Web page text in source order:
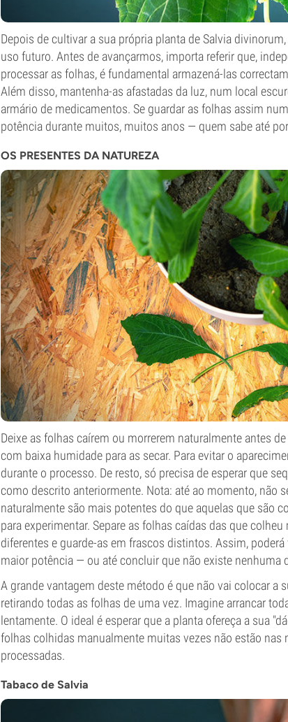
Depois de cultivar a sua própria planta de Salvia
uso futuro. Antes de avançarmos, importa referir que,
processar as folhas, é fundamental armazená-las
Além disso, mantenha-as afastadas da luz, num local
armário de medicamentos. Se guardar as folhas assim num
potência durante muitos, muitos anos — quem sabe até
OS PRESENTES DA NATUREZA
Deixe as folhas caírem ou morrerem naturalmente antes
com baixa humidade para as secar. Para evitar o
durante o processo. De resto, só precisa de esperar que
como descrito anteriormente. Nota: até ao momento, não
naturalmente são mais potentes do que aquelas que são
para experimentar. Separe as folhas caídas das que
diferentes e guarde-as em frascos distintos. Assim,
maior potência — ou até concluir que não existe nenhuma
A grande vantagem deste método é que não vai colocar a
retirando todas as folhas de uma vez. Imagine arrancar
lentamente. O ideal é esperar que a planta ofereça a sua
folhas colhidas manualmente muitas vezes não estão nas
processadas.
Tabaco de Salvia